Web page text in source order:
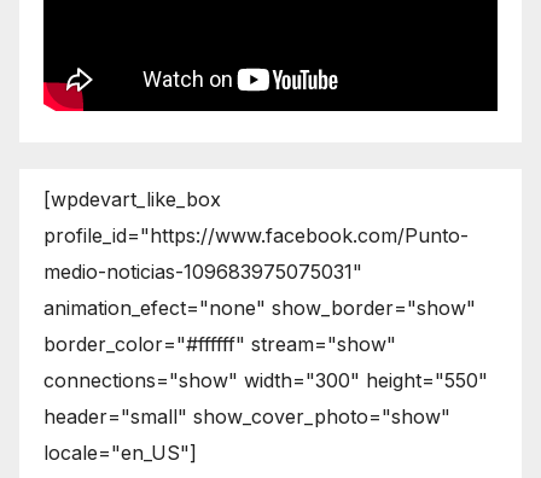
[wpdevart_like_box
profile_id="https://www.facebook.com/Punto-
medio-noticias-109683975075031"
animation_efect="none" show_border="show"
border_color="#ffffff" stream="show"
connections="show" width="300" height="550"
header="small" show_cover_photo="show"
locale="en_US"]